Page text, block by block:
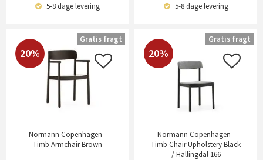
5-8 dagelevering 5-8 dagelevering
20%
Normann Copenhagen -
Timb Armchair Brown
Gratis fragt
20%
Normann Copenhagen -
Timb Chair Upholstery Black
/ Hallingdal 166
Gratis fragt